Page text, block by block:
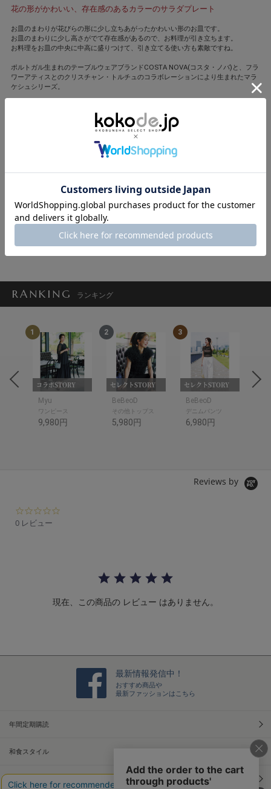
花の形がかわいい、存在感のあるカラーのサラダプレート
お皿のまわりが花びらの形に少し立ちあがったかわいい形のお皿です。
お皿のまわりに少し高さがでて存在感があるので、お料理が引き立ちます。
お料理をお皿の中央に中高に盛りつけて、引き立てる使い方も素敵ですね。
ポルトガル生まれのテーブルウェアブランドCOSTA NOVA(コスタ・ノバ)と、フラ
ワーアティスとのクリスチャン・トルチュのコラボレーションにより生まれたマラ
ケシュシリーズ。
つややかで明るい釉薬のコントラストを加えて、生き生きと楽しい印象が際立ちま
ほどよくエキゾチックなテイストを取り入れながらも日常に取り入れやすいデザイ
◇こだわりポイント
→端が立ち上がった花びら形のお皿は、重ねると一層優雅に
→上のお皿を外せば、下のお皿をすぐ使えるので、替える手間がなく便利
撮影/平井敬治 モデル/Wako ヘア・メーク/夏美 取材・構成/岩橋朝美
RANKING ランキング
1
コラボSTORY
Myu
ワンピース
9,980円
2
セレクトSTORY
BeBeoD
その他トップス
5,980円
3
セレクトSTORY
BeBeoD
デニムパンツ
6,980円
コ
Reviews by
i
0 レビュー
現在、この商品の レビュー はありません。
最新情報発信中！
おすすめ商品や
最新ファッションはこちら
年間定期購読
和食スタイル